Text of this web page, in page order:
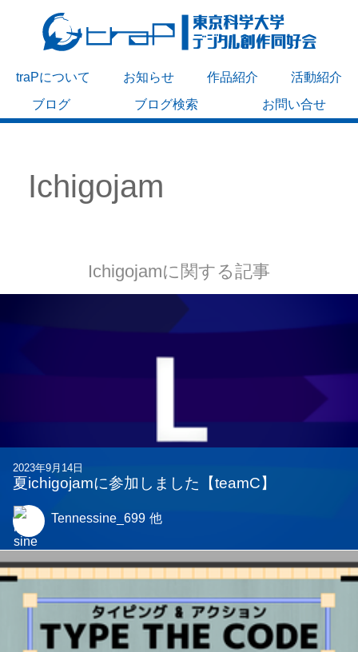
traPについて お知らせ 作品紹介
活動紹介
ブログ
ブログ検索 お問い合せ
Ichigojam
Ichigojamに関する記事
2023年9月14日
夏ichigojamに参加しました【teamC】
Tennessine_699 他